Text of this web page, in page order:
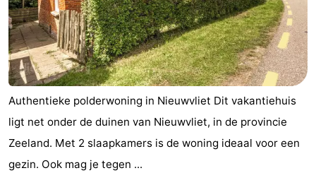
Authentieke polderwoning in Nieuwvliet Dit vakantiehuis
ligt net onder de duinen van Nieuwvliet, in de provincie
Zeeland. Met 2 slaapkamers is de woning ideaal voor een
gezin. Ook mag je tegen ...